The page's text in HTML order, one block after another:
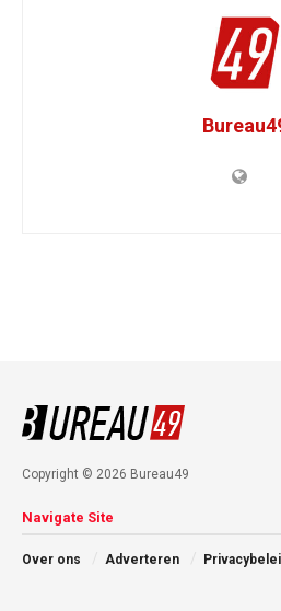
Copyright © 2026 Bureau49
Navigate Site
Over ons Adverteren